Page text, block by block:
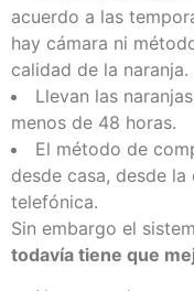
acuerdo a las
hay cámara ni
calidad de la naranja.
Llevan las
menos de 48 horas.
El método de
desde casa, desde
telefónica.
Sin embargo el
todavía tiene que